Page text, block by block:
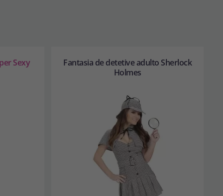
Sexy
Fantasia de detetive adulto Sherlock
Holmes